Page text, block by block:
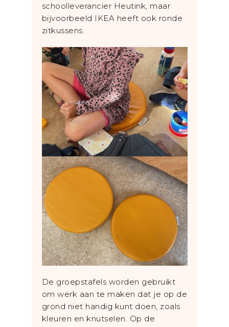
schoolleverancier Heutink, maar
bijvoorbeeld IKEA heeft ook ronde
zitkussens.
De groepstafels worden gebruikt
om werk aan te maken dat je op de
grond niet handig kunt doen, zoals
kleuren en knutselen. Op de